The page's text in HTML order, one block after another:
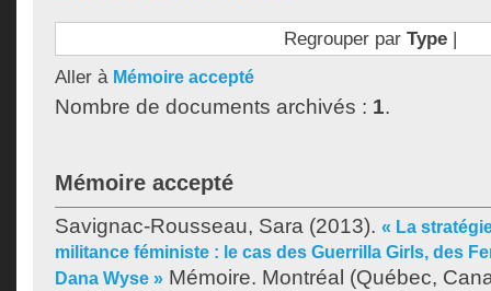
Regrouper par Type|
Aller à Mémoire accepté
Nombre de documents archivés : 1.
Mémoire accepté
Savignac-Rousseau, Sara (2013). « La
militance féministe : le cas des Guerrilla Girls, des
Dana Wyse » Mémoire. Montréal (Québec,